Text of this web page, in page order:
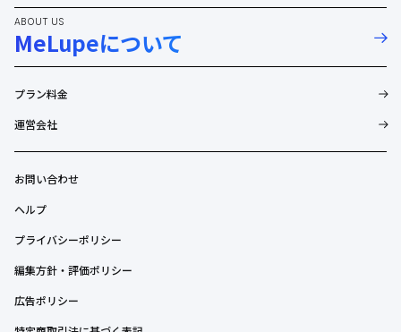
ABOUT US
MeLupeについて
プラン料金
運営会社
お問い合わせ
ヘルプ
プライバシーポリシー
編集方針・評価ポリシー
広告ポリシー